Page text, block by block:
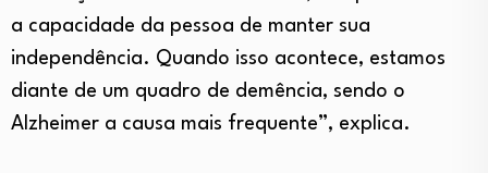
a capacidade da pessoa de manter sua
independência. Quando isso acontece, estamos
diante de um quadro de demência, sendo o
Alzheimer a causa mais frequente”, explica.